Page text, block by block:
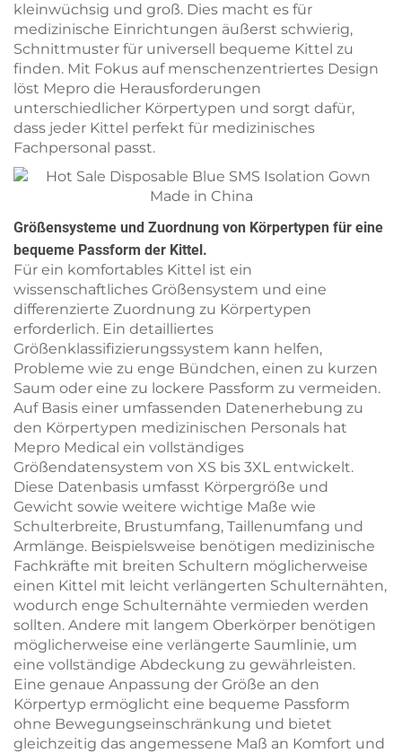
kleinwüchsig und groß. Dies macht es für
medizinische Einrichtungen äußerst schwierig,
Schnittmuster für universell bequeme Kittel zu
finden. Mit Fokus auf menschenzentriertes Design
löst Mepro die Herausforderungen
unterschiedlicher Körpertypen und sorgt dafür,
dass jeder Kittel perfekt für medizinisches
Fachpersonal passt.
Größensysteme und Zuordnung von Körpertypen für eine
bequeme Passform der Kittel.
Für ein komfortables Kittel ist ein
wissenschaftliches Größensystem und eine
differenzierte Zuordnung zu Körpertypen
erforderlich. Ein detailliertes
Größenklassifizierungssystem kann helfen,
Probleme wie zu enge Bündchen, einen zu kurzen
Saum oder eine zu lockere Passform zu vermeiden.
Auf Basis einer umfassenden Datenerhebung zu
den Körpertypen medizinischen Personals hat
Mepro Medical ein vollständiges
Größendatensystem von XS bis 3XL entwickelt.
Diese Datenbasis umfasst Körpergröße und
Gewicht sowie weitere wichtige Maße wie
Schulterbreite, Brustumfang, Taillenumfang und
Armlänge. Beispielsweise benötigen medizinische
Fachkräfte mit breiten Schultern möglicherweise
einen Kittel mit leicht verlängerten Schulternähten,
wodurch enge Schulternähte vermieden werden
sollten. Andere mit langem Oberkörper benötigen
möglicherweise eine verlängerte Saumlinie, um
eine vollständige Abdeckung zu gewährleisten.
Eine genaue Anpassung der Größe an den
Körpertyp ermöglicht eine bequeme Passform
ohne Bewegungseinschränkung und bietet
gleichzeitig das angemessene Maß an Komfort und